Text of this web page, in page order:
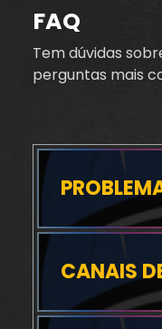
FAQ
Tem dúvidas
perguntas mais
CANAIS